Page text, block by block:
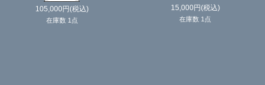
105,000円(税込)
在庫数 1点
15,000円(税込)
在庫数 1点